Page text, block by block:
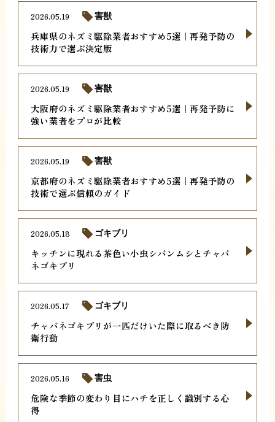
兵庫県のネズミ駆除業者おすすめ5選｜再発予防の
技術力で選ぶ決定版
2026.05.19 害獣
大阪府のネズミ駆除業者おすすめ5選｜再発予防に
強い業者をプロが比較
2026.05.19 害獣
京都府のネズミ駆除業者おすすめ5選｜再発予防の
技術で選ぶ信頼のガイド
2026.05.19 害獣
キッチンに現れる茶色い小虫シバンムシとチャバ
ネゴキブリ
2026.05.18 ゴキブリ
チャバネゴキブリが一匹だけいた際に取るべき防
衛行動
2026.05.17 ゴキブリ
危険な季節の変わり目にハチを正しく識別する心
得
2026.05.16 害虫